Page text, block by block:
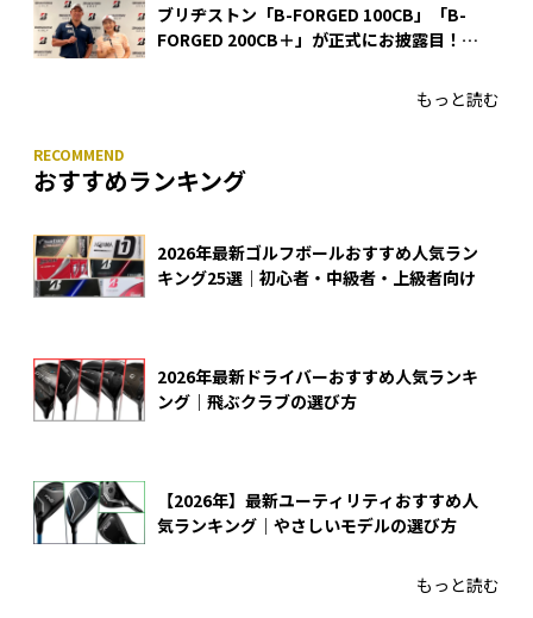
ブリヂストン「B-FORGED 100CB」「B-
FORGED 200CB＋」が正式にお披露目！
もっと読む
おすすめランキング
2026年最新ゴルフボールおすすめ人気ラン
キング25選｜初心者・中級者・上級者向け
2026年最新ドライバーおすすめ人気ランキ
ング｜飛ぶクラブの選び方
【2026年】最新ユーティリティおすすめ人
気ランキング｜やさしいモデルの選び方
もっと読む